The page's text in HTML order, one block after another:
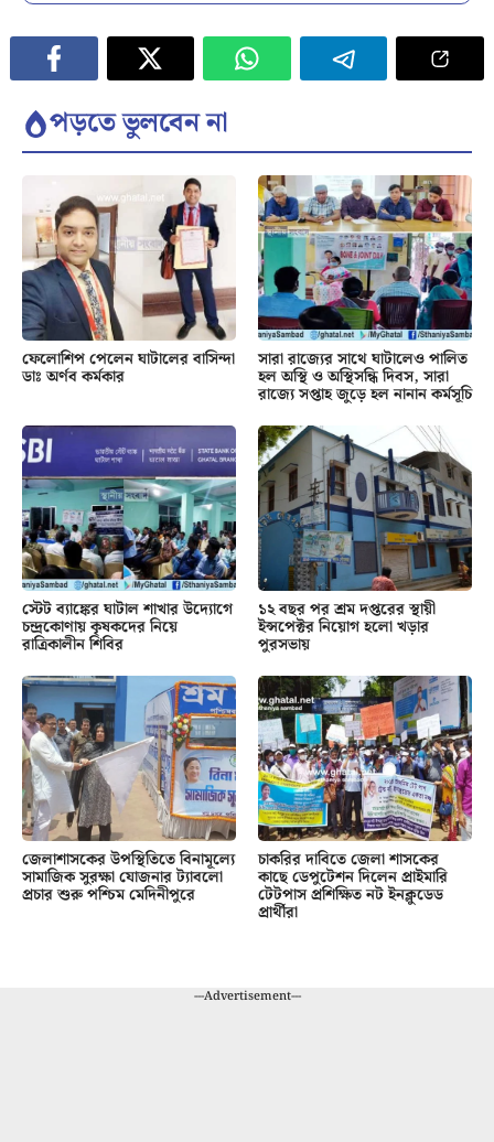
পড়তে ভুলবেন না
ফেলোশিপ পেলেন ঘাটালের বাসিন্দা
ডাঃ অর্ণব কর্মকার
সারা রাজ্যের সাথে ঘাটালেও পালিত
হল অস্থি ও অস্থিসন্ধি দিবস, সারা
রাজ্যে সপ্তাহ জুড়ে হল নানান কর্মসূচি
স্টেট ব্যাঙ্কের ঘাটাল শাখার উদ্যোগে
চন্দ্রকোণায় কৃষকদের নিয়ে
রাত্রিকালীন শিবির
১২ বছর পর শ্রম দপ্তরের স্থায়ী
ইন্সপেক্টর নিয়োগ হলো খড়ার
পুরসভায়
জেলাশাসকের উপস্থিতিতে বিনামূল্যে
সামাজিক সুরক্ষা যোজনার ট্যাবলো
প্রচার শুরু পশ্চিম মেদিনীপুরে
চাকরির দাবিতে জেলা শাসকের
কাছে ডেপুটেশন দিলেন প্রাইমারি
টেটপাস প্রশিক্ষিত নট ইনক্লুডেড
প্রার্থীরা
---Advertisement---